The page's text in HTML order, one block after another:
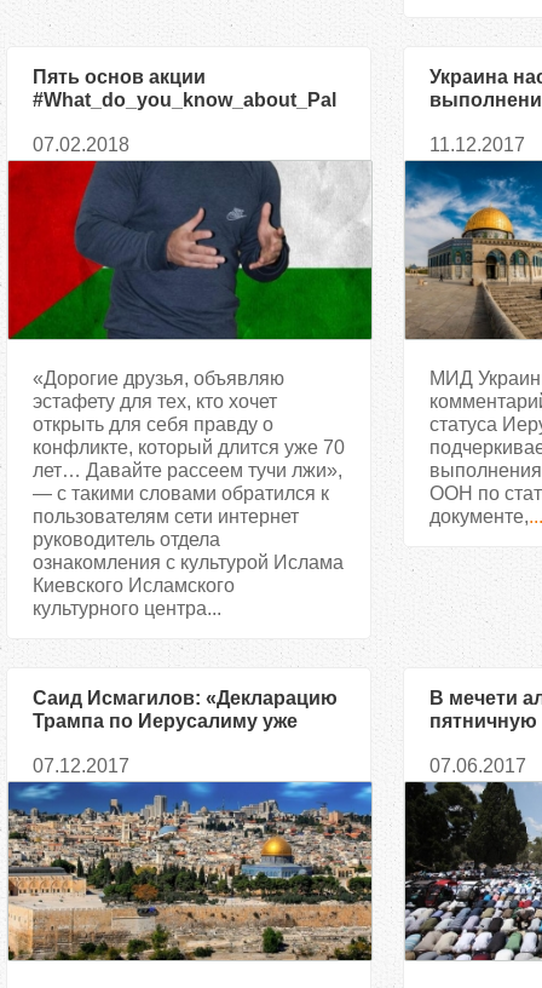
Пять основ акции
#What_do_you_know_about_Pal
07.02.2018
«Дорогие друзья, объявляю
эстафету для тех, кто хочет
открыть для себя правду о
конфликте, который длится уже 70
лет… Давайте рассеем тучи лжи»,
— с такими словами обратился к
пользователям сети интернет
руководитель отдела
ознакомления с культурой Ислама
Киевского Исламского
культурного центра...
Украина
11.12.2017
МИД
статуса
ООН по
документе,...
Саид Исмагилов: «Декларацию
Трампа по Иерусалиму уже
очередной „накбы“, которая
может породить новую
интифаду»
07.12.2017
В мечети
07.06.2017